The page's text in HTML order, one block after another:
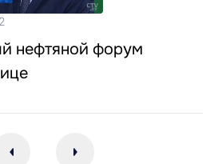
нефтяной форум